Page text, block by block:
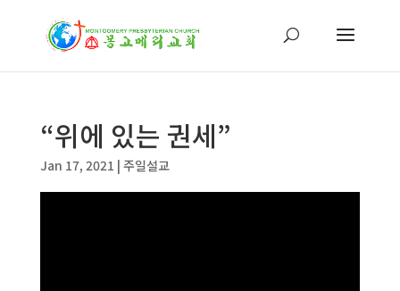
“위에 있는 권세”
Jan 17, 2021 | 주일설교